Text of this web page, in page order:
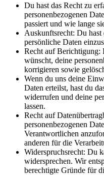
Du hast das Recht zu
personenbezogenen
passiert und wie lange
Auskunftsrecht: Du hast
persönliche Daten
Recht auf Berichtigung:
wünscht, deine
korrigieren sowie
Wenn du uns deine
Daten erteilst, hast du
widerrufen und deine
lassen.
Recht auf
personenbezogenen
Verantwortlichen
anderen für die
Widerspruchsrecht: Du
widersprechen. Wir
berechtigte Gründe für